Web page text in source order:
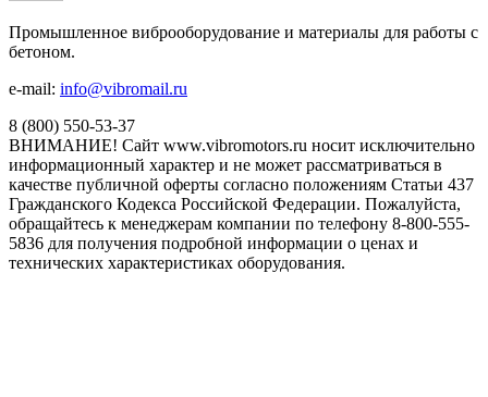
Промышленное виброоборудование и материалы для работы с
бетоном.
e-mail: info@vibromail.ru
8 (800) 550-53-37
ВНИМАНИЕ! Сайт www.vibromotors.ru носит исключительно
информационный характер и не может рассматриваться в
качестве публичной оферты согласно положениям Статьи 437
Гражданского Кодекса Российской Федерации. Пожалуйста,
обращайтесь к менеджерам компании по телефону 8-800-555-
5836 для получения подробной информации о ценах и
технических характеристиках оборудования.